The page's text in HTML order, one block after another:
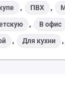
, ПВХ ,
, В офис
, Для кухни ,